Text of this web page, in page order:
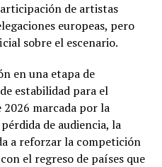
de artistas
europeas, pero
sobre el escenario.
en una etapa de
estabilidad para el
marcada por la
de audiencia, la
a reforzar la competición
el regreso de países que